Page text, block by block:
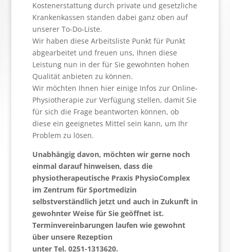
Kostenerstattung durch private und gesetzliche
Krankenkassen standen dabei ganz oben auf
unserer To-Do-Liste.
Wir haben diese Arbeitsliste Punkt für Punkt
abgearbeitet und freuen uns, Ihnen diese
Leistung nun in der für Sie gewohnten hohen
Qualität anbieten zu können.
Wir möchten Ihnen hier einige Infos zur Online-
Physiotherapie zur Verfügung stellen, damit Sie
für sich die Frage beantworten können, ob
diese ein geeignetes Mittel sein kann, um Ihr
Problem zu lösen.
Unabhängig davon, möchten wir gerne noch
einmal darauf hinweisen, dass die
physiotherapeutische Praxis PhysioComplex
im Zentrum für Sportmedizin
selbstverständlich jetzt und auch in Zukunft in
gewohnter Weise für Sie geöffnet ist.
Terminvereinbarungen laufen wie gewohnt
über unsere Rezeption
unter Tel. 0251-1313620.